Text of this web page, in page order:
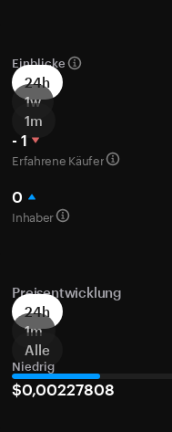
Einblicke
24h
1w
1m
- 1
Erfahrene Käufer
0
Inhaber
Preisentwicklung
24h
1m
Alle
Niedrig
$0,00227808